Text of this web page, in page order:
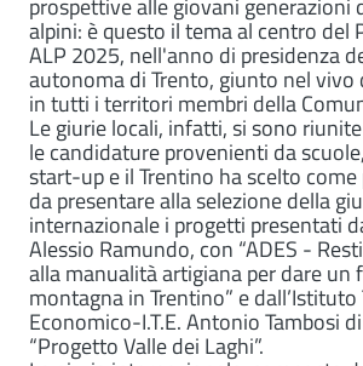
alpini: è questo il tema al centro del
ALP 2025, nell'anno di presidenza
autonoma di Trento, giunto nel vivo
in tutti i territori membri della
Le giurie locali, infatti, si sono
le candidature provenienti da
start-up e il Trentino ha scelto
da presentare alla selezione della
internazionale i progetti presentati
Alessio Ramundo, con “ADES -
alla manualità artigiana per dare un
montagna in Trentino” e dall’Istituto
Economico-I.T.E. Antonio Tambosi
“Progetto Valle dei Laghi”.